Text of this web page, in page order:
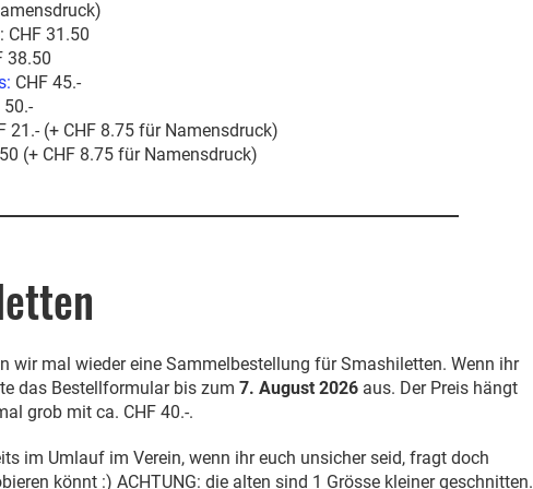
: CHF 31.50
38.50
CHF 45.-
21.- (+ CHF 8.75 für Namensdruck)
(+ CHF 8.75 für Namensdruck)
wir mal wieder eine Sammelbestellung für Smashiletten. Wenn ihr
das Bestellformular bis zum 7. August 2026 aus. Der Preis hängt
grob mit ca. CHF 40.-.
im Umlauf im Verein, wenn ihr euch unsicher seid, fragt doch
könnt :) ACHTUNG: die alten sind 1 Grösse kleiner geschnitten.